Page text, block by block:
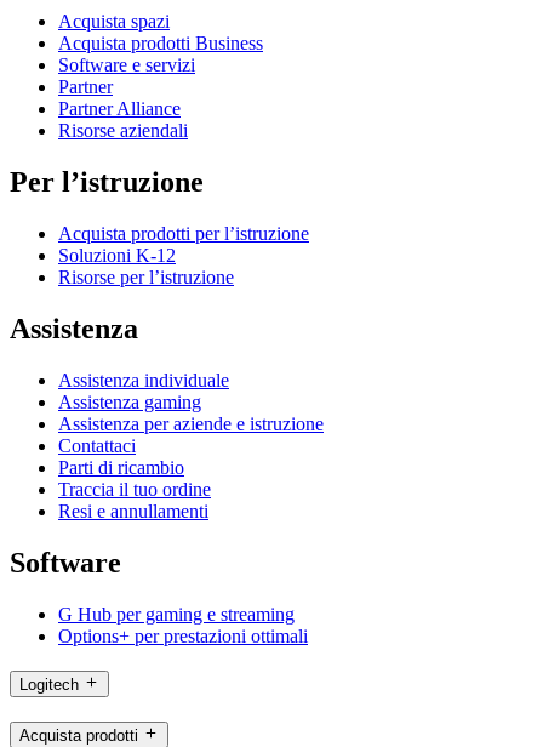
Acquista spazi
Acquista prodotti Business
Software e servizi
Partner
Partner Alliance
Risorse aziendali
Per l’istruzione
Acquista prodotti per l’istruzione
Soluzioni K-12
Risorse per l’istruzione
Assistenza
Assistenza individuale
Assistenza gaming
Assistenza per aziende e istruzione
Contattaci
Parti di ricambio
Traccia il tuo ordine
Resi e annullamenti
Software
G Hub per gaming e streaming
Options+ per prestazioni ottimali
Logitech
Acquista prodotti